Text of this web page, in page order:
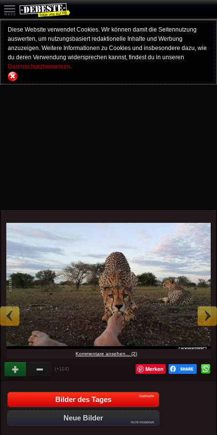
Diese Website verwendet Cookies. Wir können damit die Seitennutzung
auswerten, um nutzungsbasiert redaktionelle Inhalte und Werbung
anzuzeigen. Weitere Informationen zu Cookies und insbesondere dazu, wie
du deren Verwendung widersprechen kannst, findest du in unseren
Datenschutzhinweisen.
Kommentare ansehen... (2)
(+114) Merken
Bilder des Tages Startseite
Neue Bilder
nicht moderiert